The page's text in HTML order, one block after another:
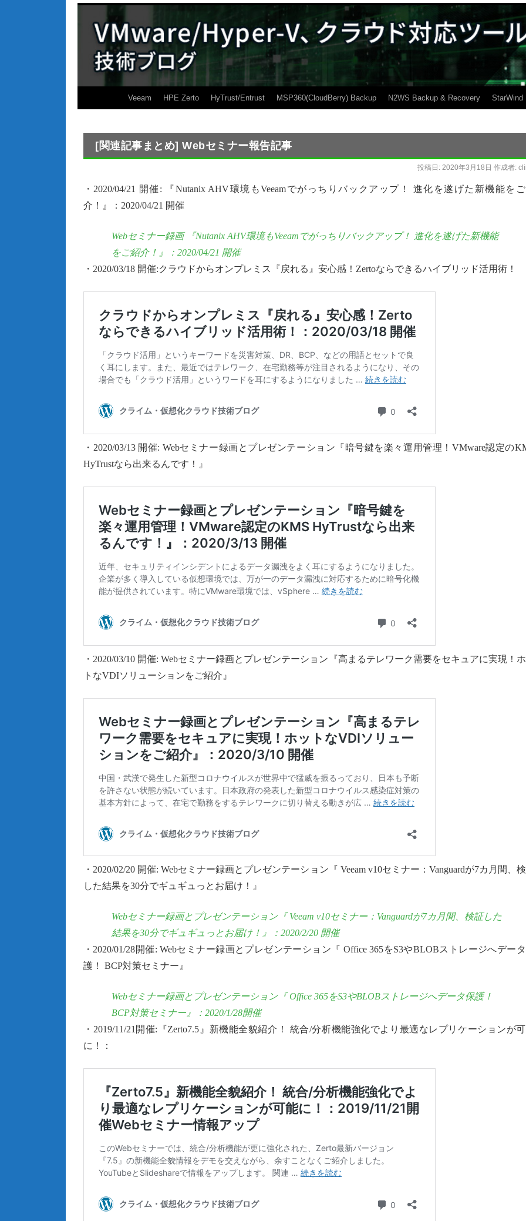
Veeam HPE Zerto HyTrust/Entrust MSP360(CloudBerry) Backup N2WS Backup & Recovery StarWind
[関連記事まとめ] Webセミナー報告記事
投稿日: 2020年3月18日 作成者:
・2020/04/21 開催: 『Nutanix AHV環境もVeeamでがっちりバックアップ！ 進化を遂げた新機能を
介！』：2020/04/21 開催
Webセミナー録画 『Nutanix AHV環境もVeeamでがっちりバックアップ！ 進化を遂げた新機能
をご紹介！』：2020/04/21 開催
・2020/03/18 開催:クラウドからオンプレミス『戻れる』安心感！Zertoならできるハイブリッド活用術！
・2020/03/13 開催: Webセミナー録画とプレゼンテーション『暗号鍵を楽々運用管理！VMware認定の
HyTrustなら出来るんです！』
・2020/03/10 開催: Webセミナー録画とプレゼンテーション『高まるテレワーク需要をセキュアに実現！
トなVDIソリューションをご紹介』
・2020/02/20 開催: Webセミナー録画とプレゼンテーション『 Veeam v10セミナー：Vanguardが7カ月間、
した結果を30分でギュギュっとお届け！』
Webセミナー録画とプレゼンテーション『 Veeam v10セミナー：Vanguardが7カ月間、検証した
結果を30分でギュギュっとお届け！』：2020/2/20 開催
・2020/01/28開催: Webセミナー録画とプレゼンテーション『 Office 365をS3やBLOBストレージへデー
護！ BCP対策セミナー』
Webセミナー録画とプレゼンテーション『 Office 365をS3やBLOBストレージへデータ保護！
BCP対策セミナー』：2020/1/28開催
・2019/11/21開催:『Zerto7.5』新機能全貌紹介！ 統合/分析機能強化でより最適なレプリケーションが
に！：